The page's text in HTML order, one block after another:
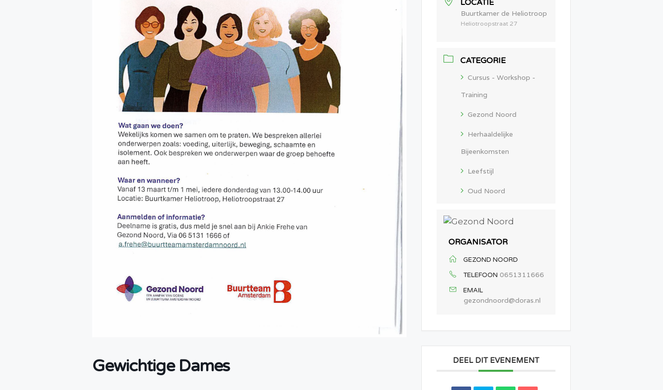
Gewichtige Dames
LOCATIE
Buurtkamer de Heliotroop
Heliotroopstraat 27
CATEGORIE
Cursus - Workshop -
Training
Gezond Noord
Herhaaldelijke
Bijeenkomsten
Leefstijl
Oud Noord
ORGANISATOR
GEZOND NOORD
TELEFOON 0651311666
EMAIL
gezondnoord@doras.nl
DEEL DIT EVENEMENT